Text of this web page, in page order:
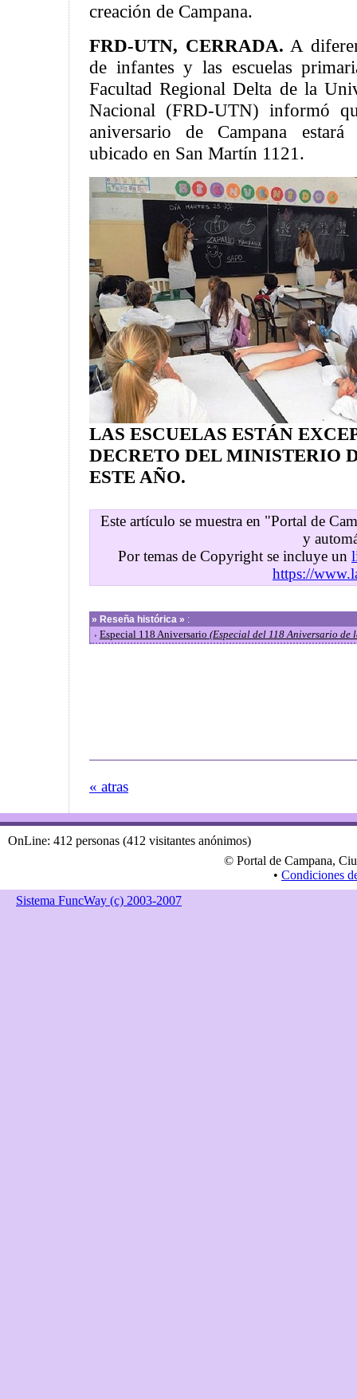
creación de Campana.
FRD-UTN, CERRADA. A
de infantes y las escuelas
Facultad Regional Delta de la
Nacional (FRD-UTN) informó
aniversario de Campana
ubicado en San Martín 1121.
LAS ESCUELAS ESTÁN
DECRETO DEL MINISTERIO
ESTE AÑO.
Este artículo se muestra en "Portal de
y
Por temas de Copyright se incluye un
https://
» Reseña histórica » :
› Especial 118 Aniversario (Especial del 118 Aniversario de
« atras
OnLine: 412 personas (412 visitantes anónimos)
© Portal de Campana,
• Condiciones
Sistema FuncWay (c) 2003-2007